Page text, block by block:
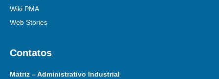
Wiki PMA
Web Stories
Contatos
Matriz – Administrativo Industrial